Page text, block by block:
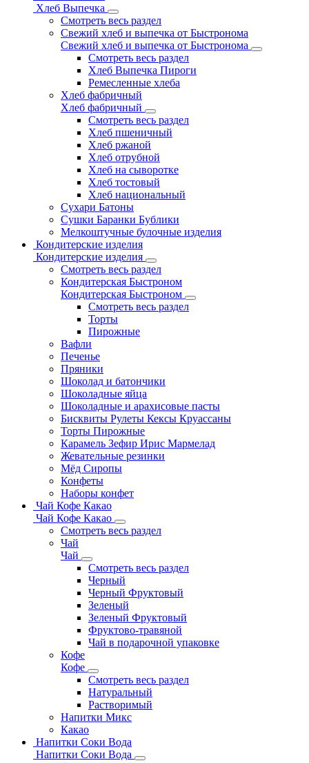
Хлеб Выпечка
Смотреть весь раздел
Свежий хлеб и выпечка от Быстронома
Свежий хлеб и выпечка от Быстронома
Смотреть весь раздел
Хлеб Выпечка Пироги
Ремесленные хлеба
Хлеб фабричный
Хлеб фабричный
Смотреть весь раздел
Хлеб пшеничный
Хлеб ржаной
Хлеб отрубной
Хлеб на сыворотке
Хлеб тостовый
Хлеб национальный
Сухари Батоны
Сушки Баранки Бублики
Мелкоштучные булочные изделия
Кондитерские изделия
Кондитерские изделия
Смотреть весь раздел
Кондитерская Быстроном
Кондитерская Быстроном
Смотреть весь раздел
Торты
Пирожные
Вафли
Печенье
Пряники
Шоколад и батончики
Шоколадные яйца
Шоколадные и арахисовые пасты
Бисквиты Рулеты Кексы Круассаны
Торты Пирожные
Карамель Зефир Ирис Мармелад
Жевательные резинки
Мёд Сиропы
Конфеты
Наборы конфет
Чай Кофе Какао
Чай Кофе Какао
Смотреть весь раздел
Чай
Чай
Смотреть весь раздел
Черный
Черный Фруктовый
Зеленый
Зеленый Фруктовый
Фруктово-травяной
Чай в подарочной упаковке
Кофе
Кофе
Смотреть весь раздел
Натуральный
Растворимый
Напитки Микс
Какао
Напитки Соки Вода
Напитки Соки Вода